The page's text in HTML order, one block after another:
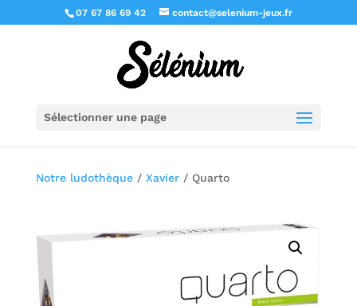
07 67 86 69 42 contact@selenium-jeux.fr
Sélectionner une page
Notre ludothèque/ Xavier/ Quarto